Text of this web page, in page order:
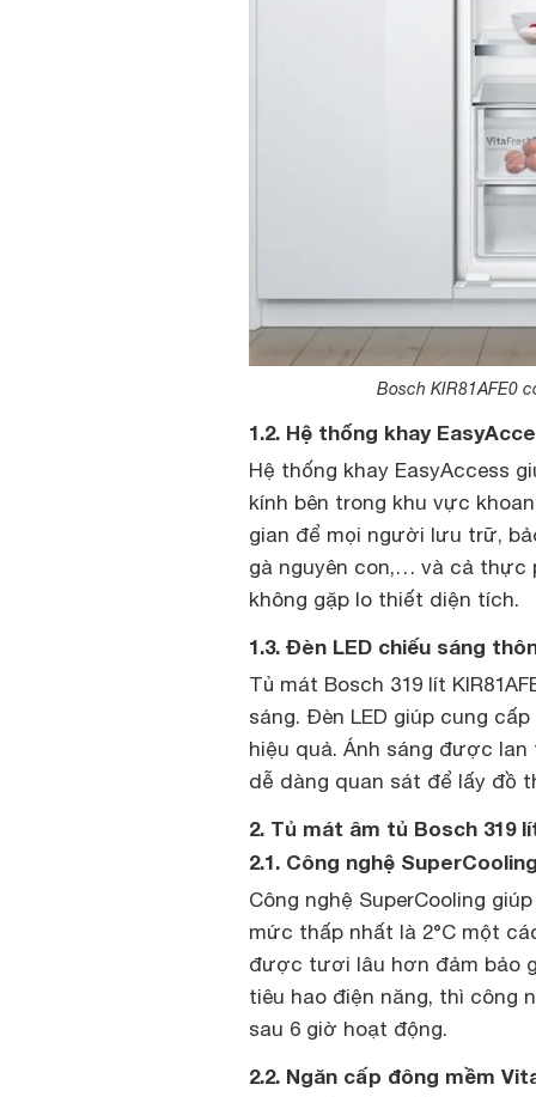
Bosch KIR81AFE0
1.2. Hệ thống khay
Hệ thống khay EasyAccess
kính bên trong khu vực
gian để mọi người lưu trữ,
gà nguyên con,… và cả thực
không gặp lo thiết diện tích.
1.3. Đèn LED chiếu sáng
Tủ mát Bosch 319 lít
sáng. Đèn LED giúp cung
hiệu quả. Ánh sáng được
dễ dàng quan sát để lấy đồ
2. Tủ mát âm tủ Bosch 319
2.1. Công nghệ
Công nghệ SuperCooling
mức thấp nhất là 2°C một
được tươi lâu hơn đảm bảo
tiêu hao điện năng, thì công
sau 6 giờ hoạt động.
2.2. Ngăn cấp đông mềm